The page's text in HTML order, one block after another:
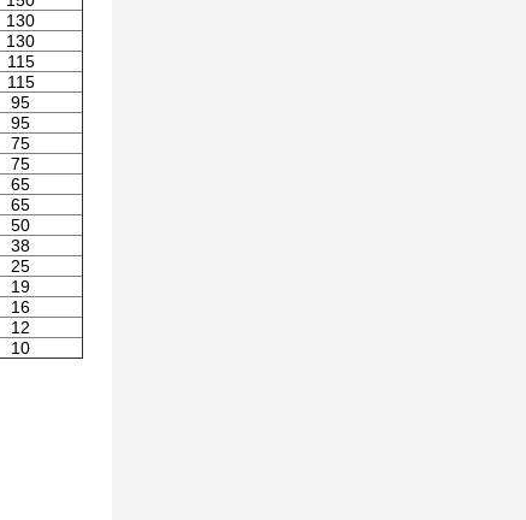
130
130
115
115
95
95
75
75
65
65
50
38
25
19
16
12
10